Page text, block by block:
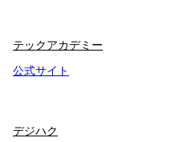
テックアカデミー
公式サイト
デジハク